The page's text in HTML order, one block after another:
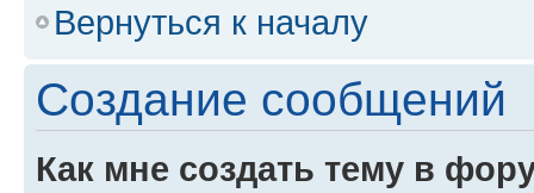
Вернуться к началу
Создание сообщений
Как мне создать тему в